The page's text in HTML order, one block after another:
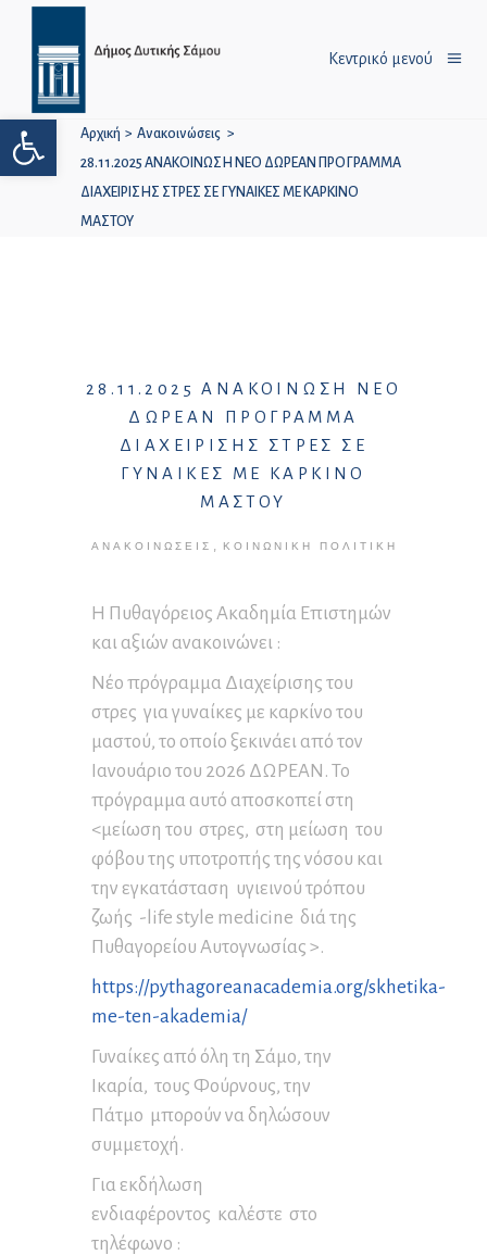
Ανοίξτε τη γραμμή εργαλείων
Κεντρικό μενού
Αρχική > Ανακοινώσεις >
28.11.2025 ΑΝΑΚΟΙΝΩΣΗ ΝΕΟ ΔΩΡΕΑΝ ΠΡΟΓΡΑΜΜΑ
ΔΙΑΧΕΙΡΙΣΗΣ ΣΤΡΕΣ ΣΕ ΓΥΝΑΙΚΕΣ ΜΕ ΚΑΡΚΙΝΟ
ΜΑΣΤΟΥ
28.11.2025 ΑΝΑΚΟΙΝΩΣΗ ΝΕΟ
ΔΩΡΕΑΝ ΠΡΟΓΡΑΜΜΑ
ΔΙΑΧΕΙΡΙΣΗΣ ΣΤΡΕΣ ΣΕ
ΓΥΝΑΙΚΕΣ ΜΕ ΚΑΡΚΙΝΟ
ΜΑΣΤΟΥ
ΑΝΑΚΟΙΝΏΣΕΙΣ ΚΟΙΝΩΝΙΚΉ ΠΟΛΙΤΙΚΉ
Η Πυθαγόρειος Ακαδημία Επιστημών
και αξιών ανακοινώνει :
Νέο πρόγραμμα Διαχείρισης του
στρες για γυναίκες με καρκίνο του
μαστού, το οποίο ξεκινάει από τον
Ιανουάριο του 2026 ΔΩΡΕΑΝ. Το
πρόγραμμα αυτό αποσκοπεί στη
<μείωση του στρες, στη μείωση του
φόβου της υποτροπής της νόσου και
την εγκατάσταση υγιεινού τρόπου
ζωής -life style medicine διά της
Πυθαγορείου Αυτογνωσίας >.
https://pythagoreanacademia.org/skhetika-
me-ten-akademia/
Γυναίκες από όλη τη Σάμο, την
Ικαρία, τους Φούρνους, την
Πάτμο μπορούν να δηλώσουν
συμμετοχή.
Για εκδήλωση
ενδιαφέροντος καλέστε στο
τηλέφωνο :